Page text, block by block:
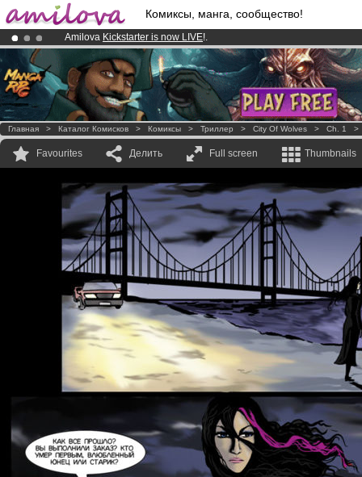
Комиксы, манга, сообщество!
Amilova Kickstarter is now LIVE!.
Already 100000membersand 1000comics & mangas!.
Premium membership from3.95 euros per month !Get membership
Главная > Каталог Комисков > Комиксы > Триллер > City Of Wolves > Ch. 1
Favourites Делить Full screen Thumbnails